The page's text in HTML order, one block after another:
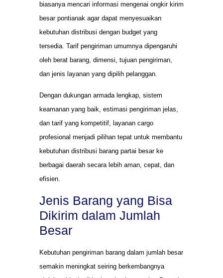
biasanya mencari informasi mengenai ongkir kirim
besar pontianak agar dapat menyesuaikan
kebutuhan distribusi dengan budget yang
tersedia. Tarif pengiriman umumnya dipengaruhi
oleh berat barang, dimensi, tujuan pengiriman,
dan jenis layanan yang dipilih pelanggan.
Dengan dukungan armada lengkap, sistem
keamanan yang baik, estimasi pengiriman jelas,
dan tarif yang kompetitif, layanan cargo
profesional menjadi pilihan tepat untuk membantu
kebutuhan distribusi barang partai besar ke
berbagai daerah secara lebih aman, cepat, dan
efisien.
Jenis Barang yang Bisa
Dikirim dalam Jumlah
Besar
Kebutuhan pengiriman barang dalam jumlah besar
semakin meningkat seiring berkembangnya